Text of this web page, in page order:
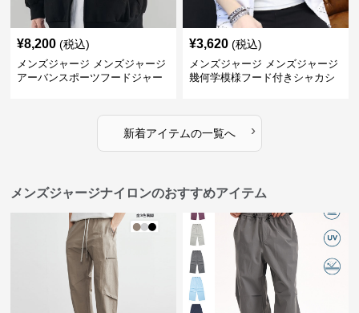
¥8,200 (税込)
メンズジャージ メンズジャージ
アーバンスポーツフードジャー
¥3,620 (税込)
メンズジャージ メンズジャージ
幾何学模様フード付きシャカシ
新着アイテムの一覧へ ›
メンズジャージナイロンのおすすめアイテム